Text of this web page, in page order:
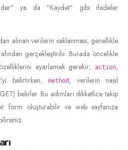
ya da "Kaydet" gibi ifadeler
alınan verilerin saklanması, genellikle
gerçekleştirilir. Burada öncelikle
özelliklerini ayarlamak gerekir;action,
belirtirken,
method , verilerin nasıl
belirler. Bu adımları dikkatlice takip
form oluşturabilir ve web sayfanıza